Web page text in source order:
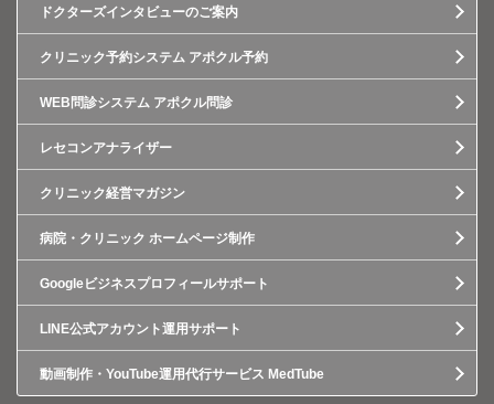
ドクターズインタビューのご案内
クリニック予約システム アポクル予約
WEB問診システム アポクル問診
レセコンアナライザー
クリニック経営マガジン
病院・クリニック ホームページ制作
Googleビジネスプロフィールサポート
LINE公式アカウント運用サポート
動画制作・YouTube運用代行サービス MedTube